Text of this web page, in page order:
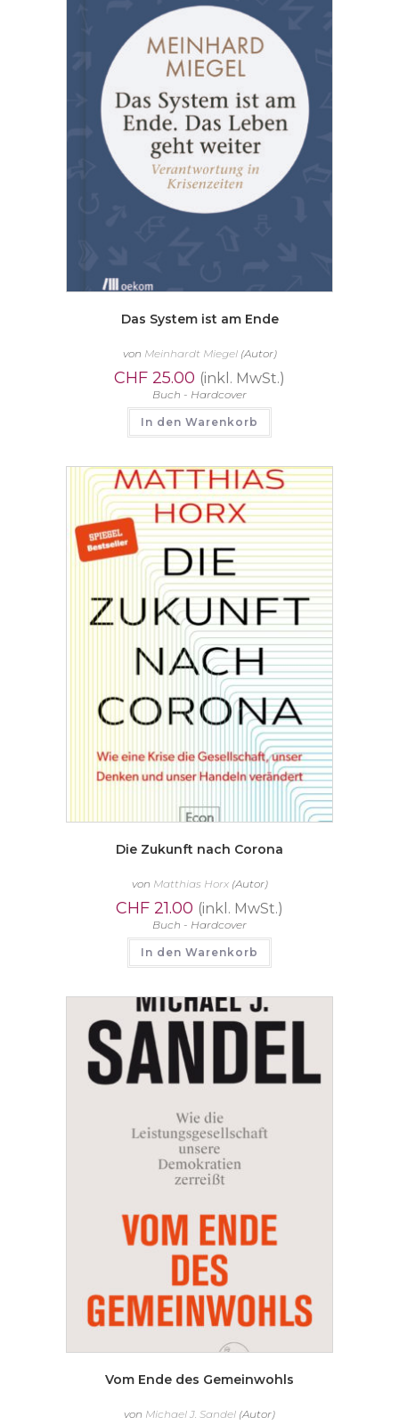
Das System ist am Ende
von Meinhardt Miegel(Autor)
CHF 25.00 (inkl. MwSt.)
Buch - Hardcover
In den Warenkorb
Die Zukunft nach Corona
von Matthias Horx(Autor)
CHF 21.00 (inkl. MwSt.)
Buch - Hardcover
In den Warenkorb
Vom Ende des Gemeinwohls
von Michael J. Sandel (Autor)